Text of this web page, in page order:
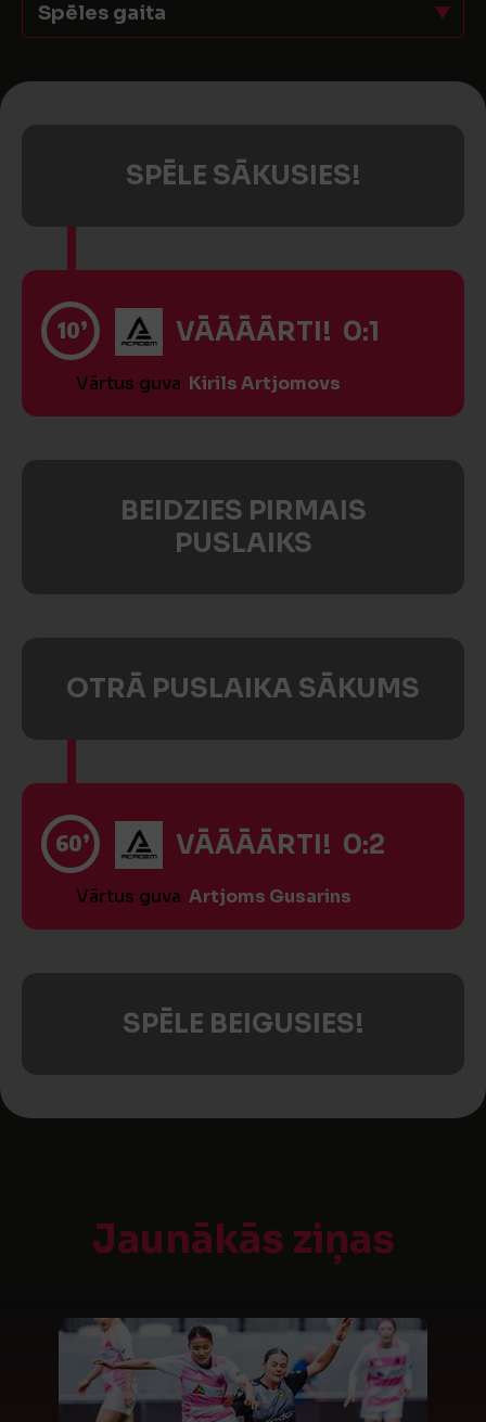
Spēles gaita
SPĒLE SĀKUSIES!
10’ VĀĀĀĀRTI! 0:1
Vārtus guva Kirils Artjomovs
BEIDZIES PIRMAIS
PUSLAIKS
OTRĀ PUSLAIKA SĀKUMS
60’ VĀĀĀĀRTI! 0:2
Vārtus guva Artjoms Gusarins
SPĒLE BEIGUSIES!
Jaunākās ziņas